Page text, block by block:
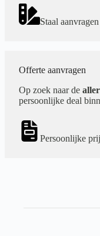
Staal aanvragen
Offerte aanvragen
Op zoek naar de
persoonlijke deal
Persoonlijke